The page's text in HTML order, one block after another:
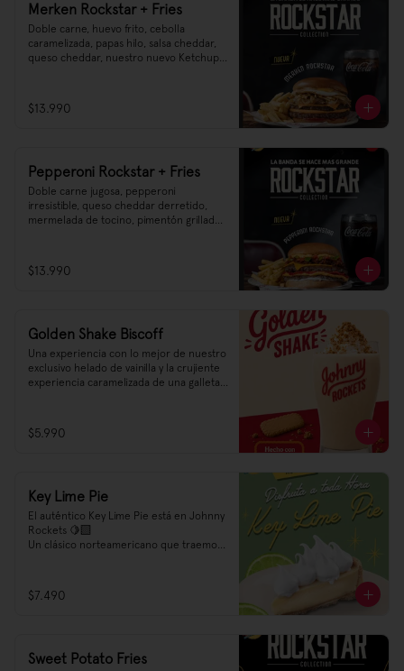
Merken Rockstar + Fries
Doble carne, huevo frito, cebolla
caramelizada, papas hilo, salsa cheddar,
queso cheddar, nuestro nuevo Ketchup
$13.990
Pepperoni Rockstar + Fries
Doble carne jugosa, pepperoni
irresistible, queso cheddar derretido,
mermelada de tocino, pimentón grillado,
$13.990
Golden Shake Biscoff
Una experiencia con lo mejor de nuestro
exclusivo helado de vainilla y la crujiente
experiencia caramelizada de una galleta
Golden Shake está hecho con Biscoff®️
$5.990
Key Lime Pie
El auténtico Key Lime Pie está en Johnny
Rockets 🍋‍🟩
Un clásico norteamericano que traemos
hora, es el acompañamiento ideal para
un desayuno, o una bebida a media tarde,
$7.490
Sweet Potato Fries